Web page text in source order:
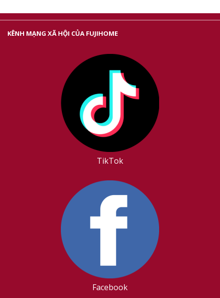
KÊNH MẠNG XÃ HỘI CỦA FUJIHOME
TikTok
Facebook